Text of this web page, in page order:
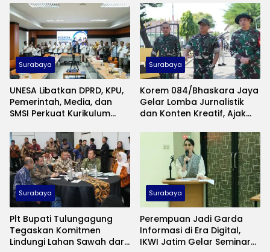
Surabaya
UNESA Libatkan DPRD, KPU,
Pemerintah, Media, dan
SMSI Perkuat Kurikulum
Surabaya
Korem 084/Bhaskara Jaya
Gelar Lomba Jurnalistik
dan Konten Kreatif, Ajak
TNI di Madura
Surabaya
Plt Bupati Tulungagung
Tegaskan Komitmen
Lindungi Lahan Sawah dari
Surabaya
Perempuan Jadi Garda
Informasi di Era Digital,
IKWI Jatim Gelar Seminar